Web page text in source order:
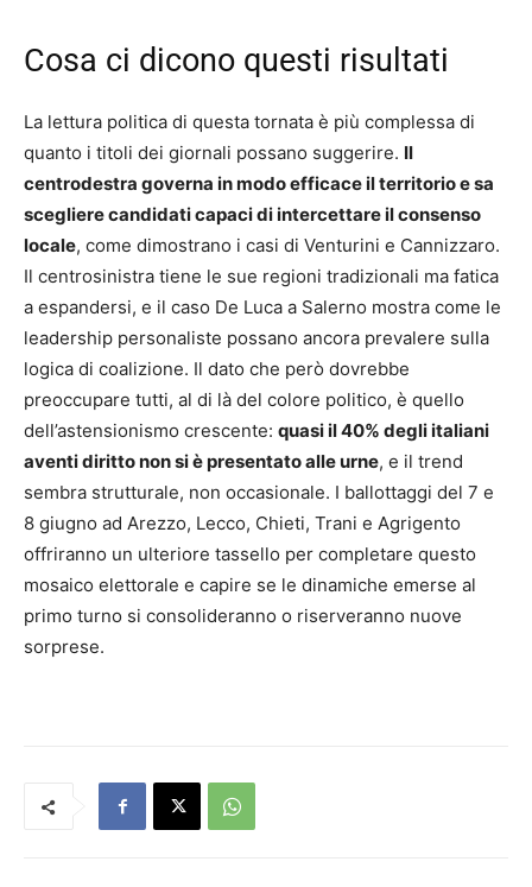
Cosa ci dicono questi risultati
La lettura politica di questa tornata è più complessa di
quanto i titoli dei giornali possano suggerire. Il
centrodestra governa in modo efficace il territorio e sa
scegliere candidati capaci di intercettare il consenso
locale, come dimostrano i casi di Venturini e Cannizzaro.
Il centrosinistra tiene le sue regioni tradizionali ma fatica
a espandersi, e il caso De Luca a Salerno mostra come le
leadership personaliste possano ancora prevalere sulla
logica di coalizione. Il dato che però dovrebbe
preoccupare tutti, al di là del colore politico, è quello
dell’astensionismo crescente: quasi il 40% degli italiani
aventi diritto non si è presentato alle urne, e il trend
sembra strutturale, non occasionale. I ballottaggi del 7 e
8 giugno ad Arezzo, Lecco, Chieti, Trani e Agrigento
offriranno un ulteriore tassello per completare questo
mosaico elettorale e capire se le dinamiche emerse al
primo turno si consolideranno o riserveranno nuove
sorprese.